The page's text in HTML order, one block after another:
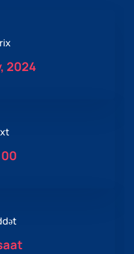
2024